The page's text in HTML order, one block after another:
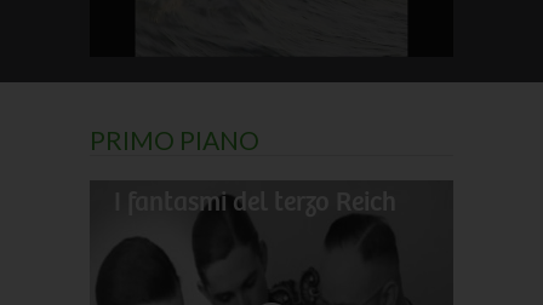
PRIMO PIANO
I fantasmi del terzo Reich